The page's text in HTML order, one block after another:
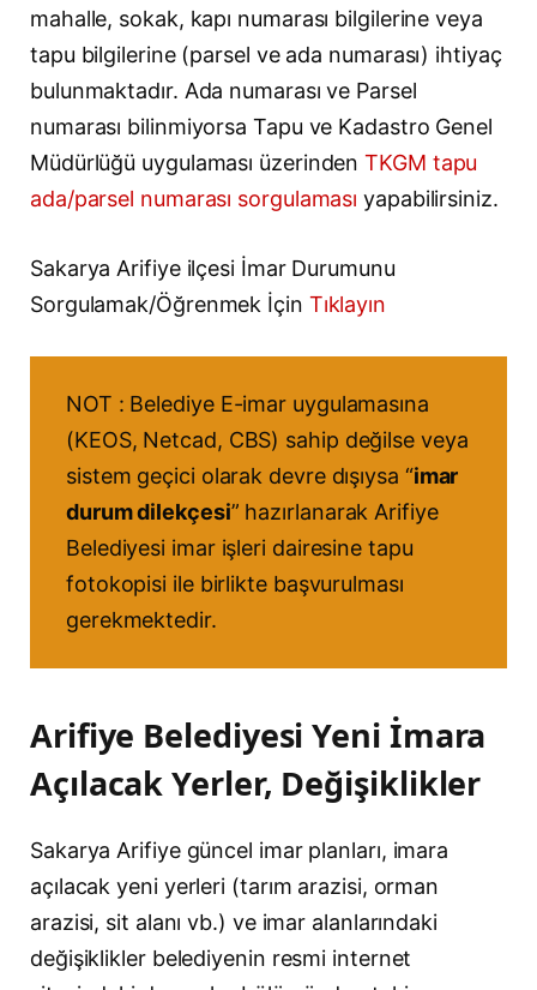
mahalle, sokak, kapı numarası bilgilerine veya
tapu bilgilerine (parsel ve ada numarası) ihtiyaç
bulunmaktadır. Ada numarası ve Parsel
numarası bilinmiyorsa Tapu ve Kadastro Genel
Müdürlüğü uygulaması üzerindenTKGM tapu
ada/parsel numarası sorgulaması yapabilirsiniz.
Sakarya Arifiye ilçesi İmar Durumunu
Sorgulamak/Öğrenmek İçin Tıklayın
NOT : Belediye E-imar uygulamasına
(KEOS, Netcad, CBS) sahip değilse veya
sistem geçici olarak devre dışıysa “imar
durum dilekçesi” hazırlanarak Arifiye
Belediyesi imar işleri dairesine tapu
fotokopisi ile birlikte başvurulması
gerekmektedir.
Arifiye Belediyesi Yeni İmara
Açılacak Yerler, Değişiklikler
Sakarya Arifiye güncel imar planları, imara
açılacak yeni yerleri (tarım arazisi, orman
arazisi, sit alanı vb.) ve imar alanlarındaki
değişiklikler belediyenin resmi internet